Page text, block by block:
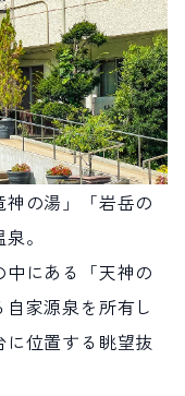
の湯」「岩岳の
。
にある「天神の
家源泉を所有し
位置する眺望抜